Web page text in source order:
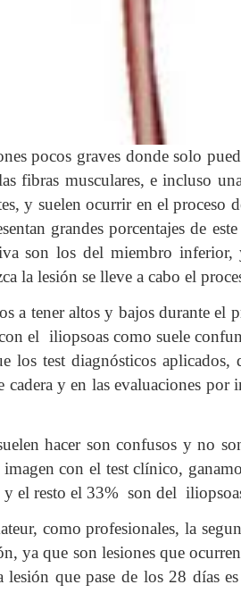
pocos graves donde solo
fibras musculares, e incluso
y suelen ocurrir en el proceso
grandes porcentajes de
son los del miembro
la lesión se lleve a cabo el
a tener altos y bajos durante
el iliopsoas como suele
test diagnósticos aplicados,
y en las evaluaciones
hacer son confusos y no
con el test clínico,
el resto el 33% son del
como profesionales, la
ya que son lesiones que
que pase de los 28 días